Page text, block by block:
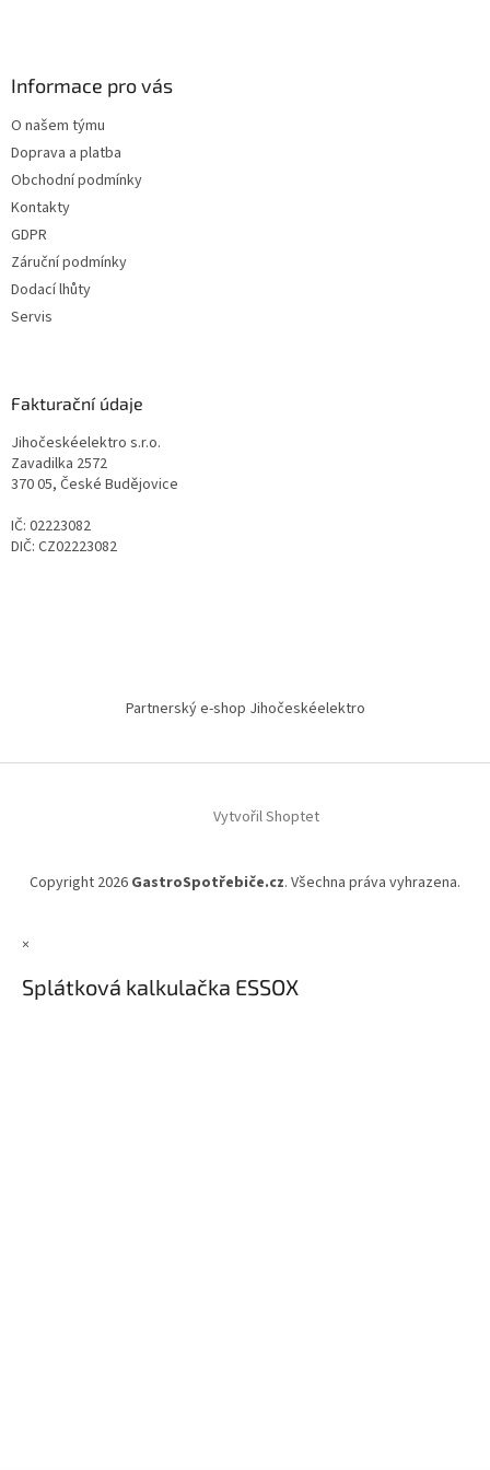
Informace pro vás
O našem týmu
Doprava a platba
Obchodní podmínky
Kontakty
GDPR
Záruční podmínky
Dodací lhůty
Servis
Fakturační údaje
Jihočeskéelektro s.r.o.
Zavadilka 2572
370 05, České Budějovice
IČ: 02223082
DIČ: CZ02223082
Partnerský e-shop Jihočeskéelektro
Vytvořil Shoptet
Copyright 2026 GastroSpotřebiče.cz. Všechna práva vyhrazena.
×
Splátková kalkulačka ESSOX